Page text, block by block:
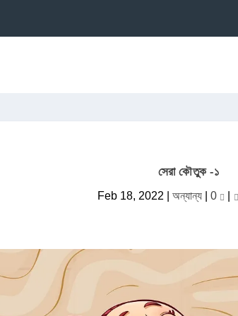
সেরা কৌতুক -১
Feb 18, 2022 অন্যান্য| 0